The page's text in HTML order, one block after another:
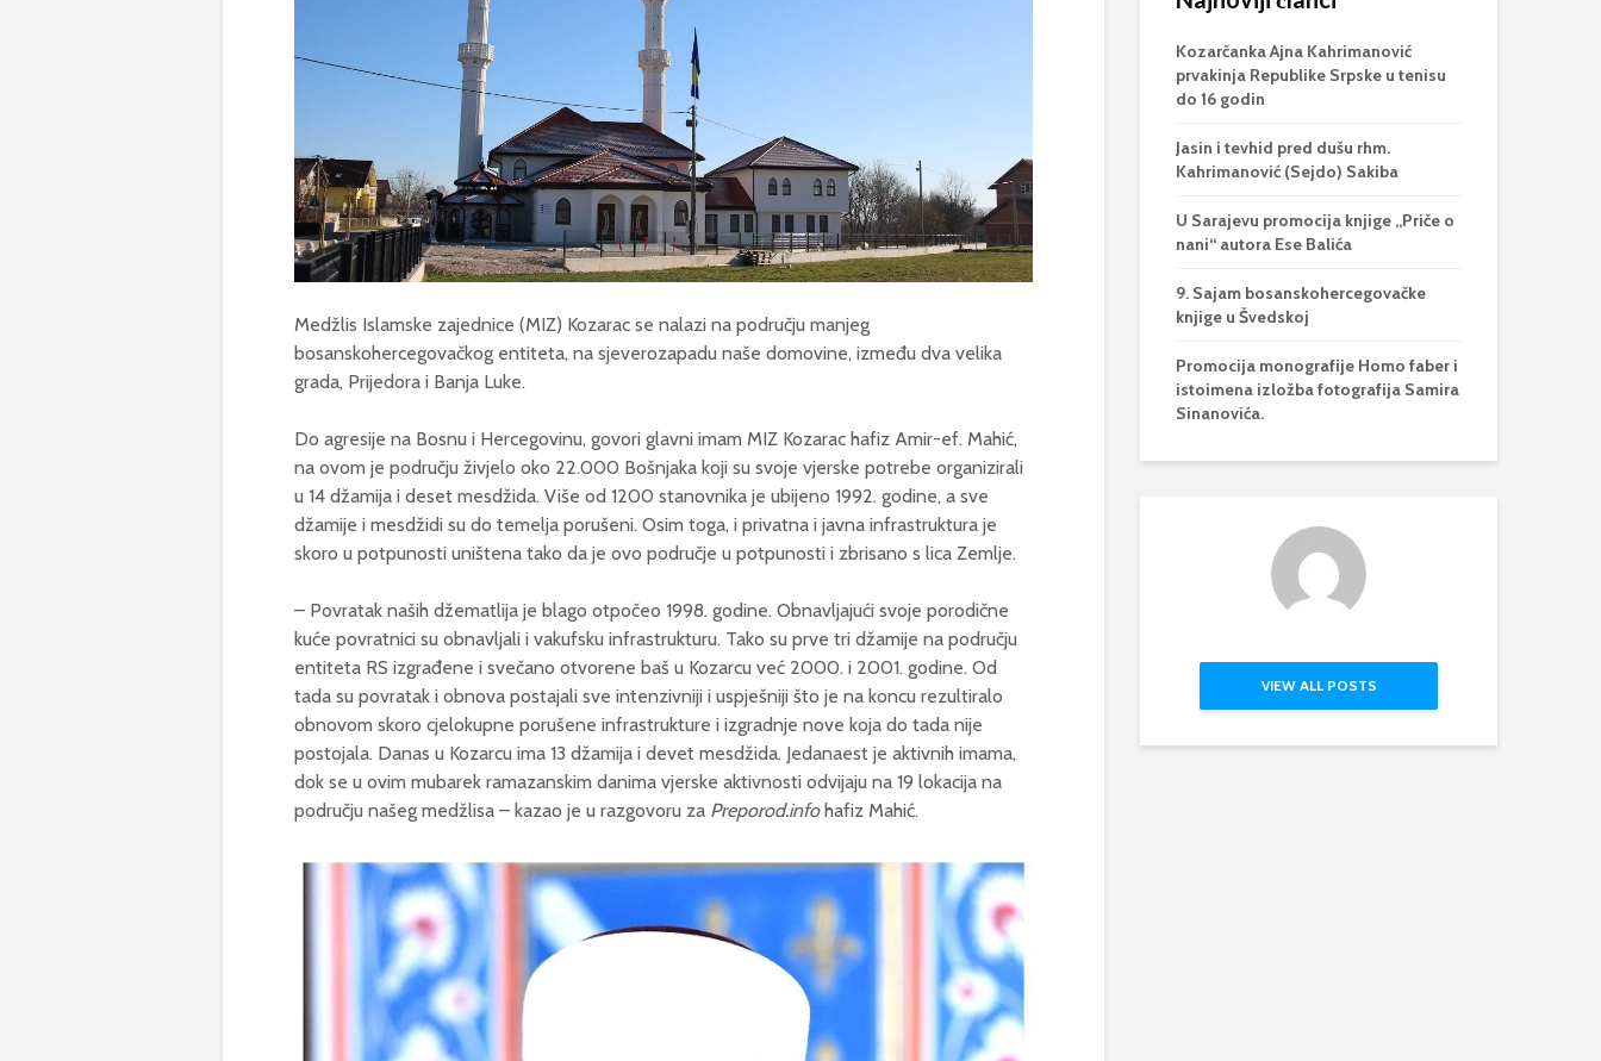
Medžlis Islamske zajednice (MIZ) Kozarac se nalazi na području manjeg
bosanskohercegovačkog entiteta, na sjeverozapadu naše domovine, između dva velika
grada, Prijedora i Banja Luke.
Do agresije na Bosnu i Hercegovinu, govori glavni imam MIZ Kozarac hafiz Amir-ef. Mahić,
na ovom je području živjelo oko 22.000 Bošnjaka koji su svoje vjerske potrebe organizirali
u 14 džamija i deset mesdžida. Više od 1200 stanovnika je ubijeno 1992. godine, a sve
džamije i mesdžidi su do temelja porušeni. Osim toga, i privatna i javna infrastruktura je
skoro u potpunosti uništena tako da je ovo područje u potpunosti i zbrisano s lica Zemlje.
– Povratak naših džematlija je blago otpočeo 1998. godine. Obnavljajući svoje porodične
kuće povratnici su obnavljali i vakufsku infrastrukturu. Tako su prve tri džamije na području
entiteta RS izgrađene i svečano otvorene baš u Kozarcu već 2000. i 2001. godine. Od
tada su povratak i obnova postajali sve intenzivniji i uspješniji što je na koncu rezultiralo
obnovom skoro cjelokupne porušene infrastrukture i izgradnje nove koja do tada nije
postojala. Danas u Kozarcu ima 13 džamija i devet mesdžida. Jedanaest je aktivnih imama,
dok se u ovim mubarek ramazanskim danima vjerske aktivnosti odvijaju na 19 lokacija na
području našeg medžlisa – kazao je u razgovoru za Preporod.infohafiz Mahić.
Kozarčanka Ajna Kahrimanović
prvakinja Republike Srpske u tenisu
do 16 godin
Jasin i tevhid pred dušu rhm.
Kahrimanović (Sejdo) Sakiba
U Sarajevu promocija knjige „Priče o
nani“ autora Ese Balića
9. Sajam bosanskohercegovačke
knjige u Švedskoj
Promocija monografije Homo faber i
istoimena izložba fotografija Samira
Sinanovića.
VIEW ALL POSTS